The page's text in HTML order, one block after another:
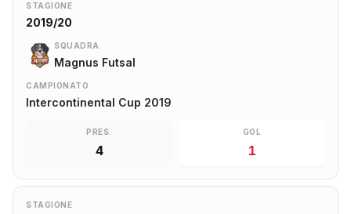
STAGIONE
2019/20
SQUADRA
Magnus Futsal
CAMPIONATO
Intercontinental Cup 2019
PRES.
4
GOL
1
STAGIONE